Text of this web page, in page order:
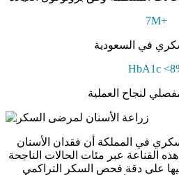
7M+
في السعودية
HbA1c
لنجاح العملية
في المملكة أن فقدان الأسنان
القناعة عبر مئات الحالات الناجحة
نعتمد فيها على دقة فحص السكر التراكمي